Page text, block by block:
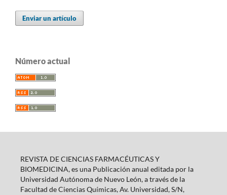
Enviar un artículo
Número actual
REVISTA DE CIENCIAS FARMACÉUTICAS Y
BIOMEDICINA, es una Publicación anual editada por la
Universidad Autónoma de Nuevo León, a través de la
Facultad de Ciencias Químicas, Av. Universidad, S/N,